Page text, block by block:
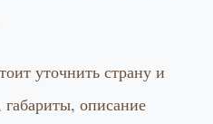
уточнить страну и
габариты, описание